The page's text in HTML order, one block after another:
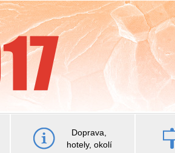
Doprava,
hotely, okolí